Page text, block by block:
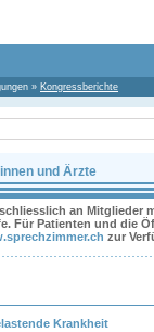
» Kongressberichte
und Ärzte
an Mitglieder
Für Patienten und die
zur
Krankheit